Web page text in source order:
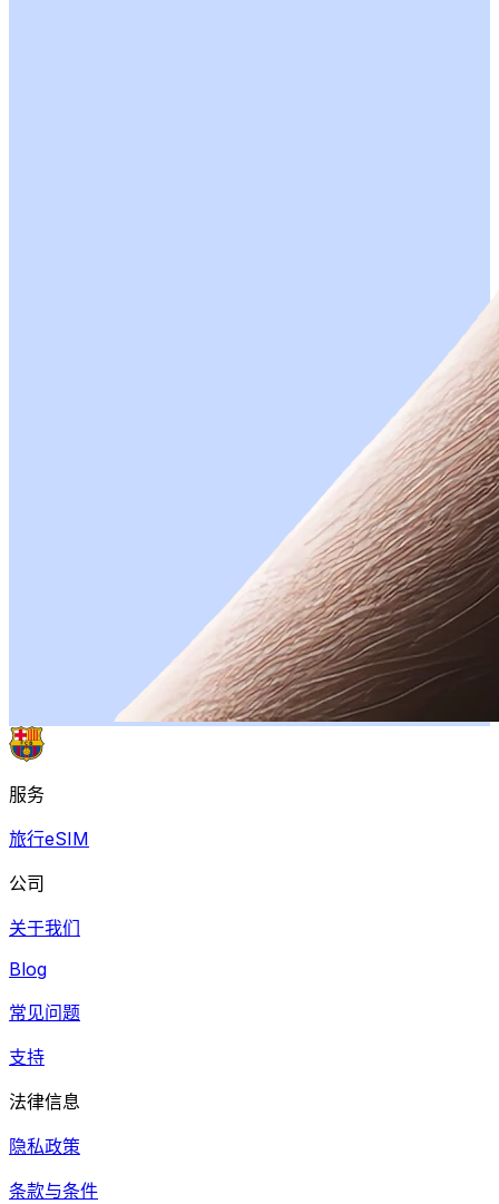
服务
旅行eSIM
公司
关于我们
Blog
常见问题
支持
法律信息
隐私政策
条款与条件